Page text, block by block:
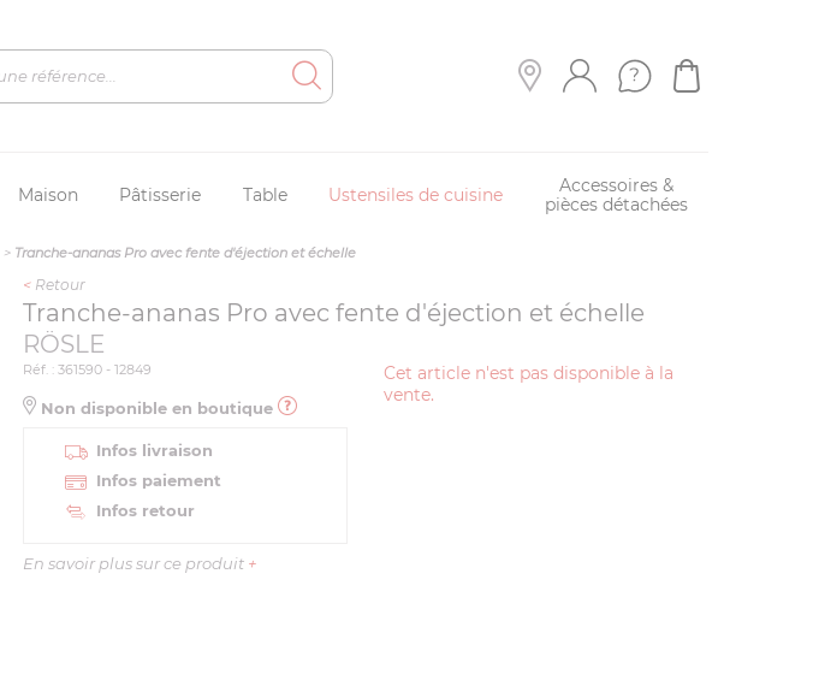
Maison Pâtisserie Table Ustensiles de cuisine
Accessoires &
pièces détachées
> Tranche-ananas Pro avec fente d'éjection et échelle
< Retour
Tranche-ananas Pro avec fente d'éjection et échelle
RÖSLE
Cet article n'est pas disponible à la
vente.
Réf. : 361590 - 12849
Non disponible en boutique
Infos livraison
Infos paiement
Infos retour
En savoir plus sur ce produit +